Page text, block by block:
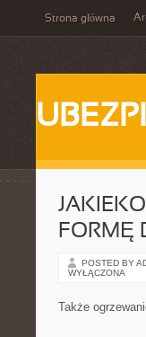
Strona główna
FORMĘ
POSTED BY
WYŁĄCZONA
Także